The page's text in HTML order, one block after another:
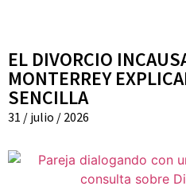
EL DIVORCIO
MONTERREY
SENCILLA
31 / julio / 2026